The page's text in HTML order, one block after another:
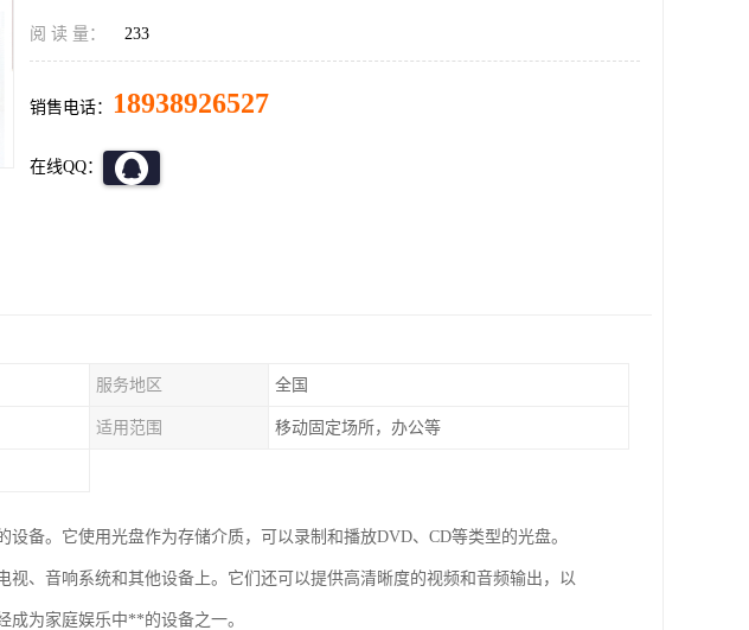
阅 读 量： 233
销售电话： 18938926527
在线QQ：
服务地区 全国
适用范围 移动固定场所，办公等
备。它使用光盘作为存储介质，可以录制和播放DVD、CD等类型的光盘。
、音响系统和其他设备上。它们还可以提供高清晰度的视频和音频输出，以
成为家庭娱乐中**的设备之一。